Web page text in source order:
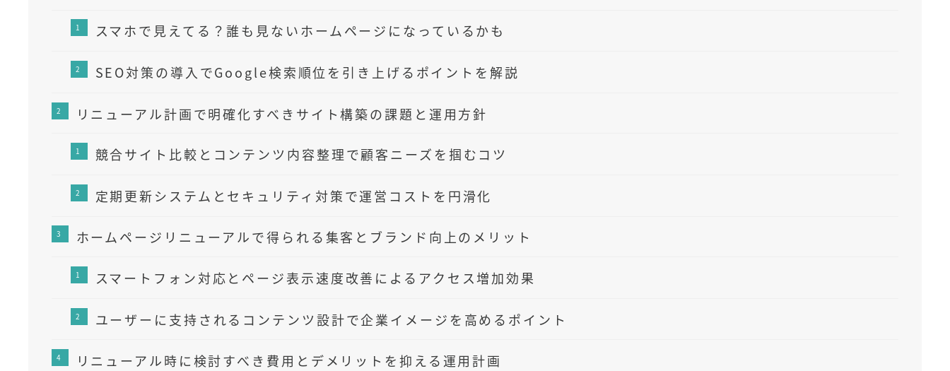
スマホで見えてる？誰も見ないホームページになっているかも
SEO対策の導入でGoogle検索順位を引き上げるポイントを解説
リニューアル計画で明確化すべきサイト構築の課題と運用方針
競合サイト比較とコンテンツ内容整理で顧客ニーズを掴むコツ
定期更新システムとセキュリティ対策で運営コストを円滑化
ホームページリニューアルで得られる集客とブランド向上のメリット
スマートフォン対応とページ表示速度改善によるアクセス増加効果
ユーザーに支持されるコンテンツ設計で企業イメージを高めるポイント
リニューアル時に検討すべき費用とデメリットを抑える運用計画